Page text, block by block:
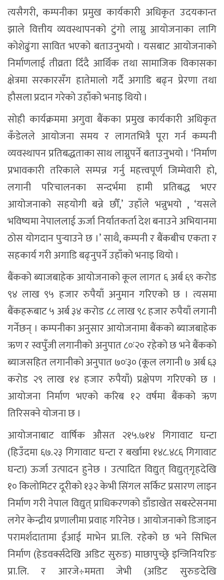
त्यसैगरी, कम्पनीका प्रमुख कार्यकारी अधिकृत उदयकान्त
झाले वित्तीय व्यवस्थापनको टुंगो लाग्नु आयोजनाका लागि
कोशेढुंगा सावित भएको बताउनुभयो । यसबाट आयोजनाको
निर्माणलाई तीव्रता दिँदै आर्थिक तथा सामाजिक विकासका
क्षेत्रमा सरकारसँग हातेमालो गर्दै अगाडि बढ्न प्रेरणा तथा
हौसला प्रदान गरेको उहाँको भनाइ थियो ।
सोही कार्यक्रममा अगुवा बैंकका प्रमुख कार्यकारी अधिकृत
कँडेलले आयोजना समय र लागतभित्रै पूरा गर्न कम्पनी
व्यवस्थापन प्रतिबद्धताका साथ लाग्नुपर्ने बताउनुभयो । ‘निर्माण
प्रभावकारी तरिकाले सम्पन्न गर्नु महत्त्वपूर्ण जिम्मेवारी हो,
लगानी परिचालनका सन्दर्भमा हामी प्रतिबद्ध भएर
आयोजनाको सहयोगी बन्ने छौँ,’ उहाँले भन्नुभयो , ‘यसले
भविष्यमा नेपाललाई ऊर्जा निर्यातकर्ता देश बनाउने अभियानमा
ठोस योगदान पुर्‍याउने छ ।’ साथै, कम्पनी र बैंकबीच एकता र
सहकार्य गरी अगाडि बढ्नुपर्ने उहाँको भनाइ थियो ।
बैंकको ब्याजबाहेक आयोजनाको कूल लागत ६ अर्ब ६९ करोड
९४ लाख ९५ हजार रुपैयाँ अनुमान गरिएको छ । त्यसमा
बैंकहरूबाट ५ अर्ब ३४ करोड ८८ लाख ९८ हजार रुपैयाँ लगानी
गर्नेछन् । कम्पनीका अनुसार आयोजनामा बैंकको ब्याजबाहेक
ऋण र स्वपुँजी लगानीको अनुपात ८०ः२० रहेको छ भने बैंकको
ब्याजसहित लगानीको अनुपात ७०ः३० (कूल लगानी ७ अर्ब ६३
करोड २९ लाख १४ हजार रुपैयाँ) प्रक्षेपण गरिएको छ ।
आयोजना निर्माण भएको करिब १२ वर्षमा बैंकको ऋण
तिरिसक्ने योजना छ ।
आयोजनाबाट वार्षिक औसत २१५.७१४ गिगावाट घन्टा
(हिउँदमा ६७.२३ गिगावाट घन्टा र बर्खामा १४८.४८६ गिगावाट
घन्टा) ऊर्जा उत्पादन हुनेछ । उत्पादित विद्युत् विद्युत्‌गृहदेखि
१० किलोमिटर दूरीको १३२ केभी सिंगल सर्किट प्रसारण लाइन
निर्माण गरी नेपाल विद्युत् प्राधिकरणको डाँडाखेत सबस्टेसनमा
लगेर केन्द्रीय प्रणालीमा प्रवाह गरिनेछ । आयोजनाको डिजाइन
परामर्शदातामा ईआई माभेन प्रा.लि. रहेको छ भने सिभिल
निर्माण (हेडवर्क्सदेखि अडिट सुरुङ) माछापुच्छ्रे इन्जिनियरिङ
प्रा.लि. र आरजे÷ममता जेभी (अडिट सुरुङदेखि